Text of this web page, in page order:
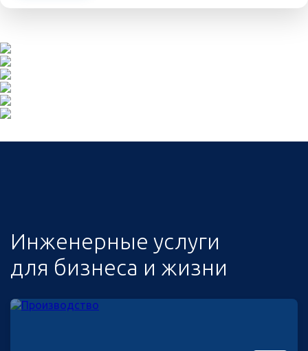
Инженерные услуги
для бизнеса и жизни